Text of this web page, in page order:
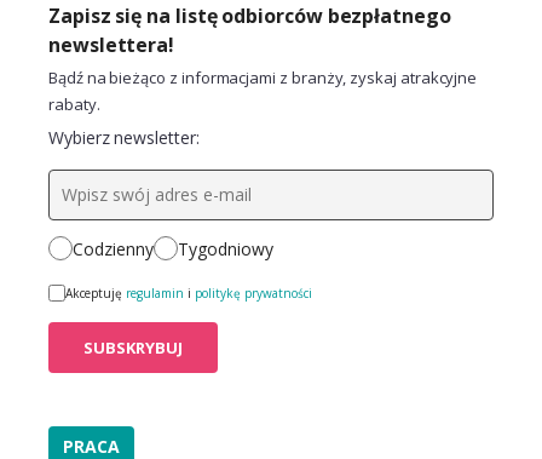
Zapisz się na listę odbiorców bezpłatnego
newslettera!
Bądź na bieżąco z informacjami z branży, zyskaj atrakcyjne
rabaty.
Wybierz newsletter:
Codzienny Tygodniowy
Akceptuję regulamin i politykę prywatności
PRACA